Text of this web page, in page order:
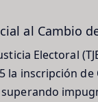
al Cambio
Electoral
la inscripción de